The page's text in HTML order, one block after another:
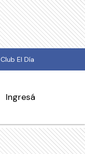
Club El Día
Ingresá